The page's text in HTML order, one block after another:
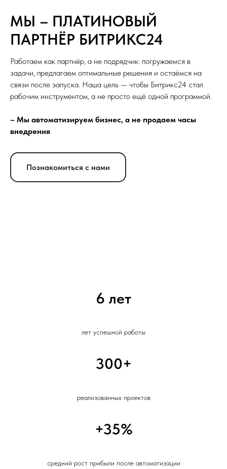
МЫ – ПЛАТИНОВЫЙ
ПАРТНЁР БИТРИКС24
Работаем как партнёр, а не подрядчик: погружаемся в
задачи, предлагаем оптимальные решения и остаёмся на
связи после запуска. Наша цель — чтобы Битрикс24 стал
рабочим инструментом, а не просто ещё одной программой.
– Мы автоматизируем бизнес, а не продаем часы
внедрения
Познакомиться с нами
6 лет
лет успешной работы
300+
реализованных проектов
+35%
средний рост прибыли после автоматизации